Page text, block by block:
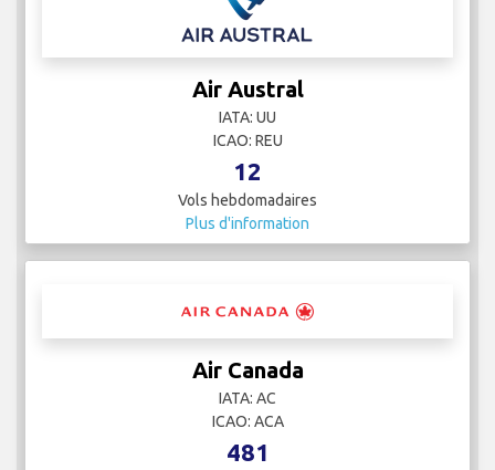
Air Austral
IATA: UU
ICAO: REU
12
Vols hebdomadaires
Plus d'information
Air Canada
IATA: AC
ICAO: ACA
481